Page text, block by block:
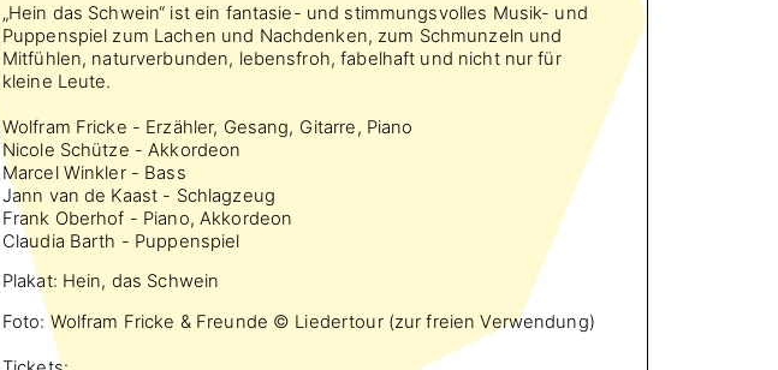
„Hein das Schwein“ ist ein fantasie- und stimmungsvolles Musik- und
Puppenspiel zum Lachen und Nachdenken, zum Schmunzeln und
Mitfühlen, naturverbunden, lebensfroh, fabelhaft und nicht nur für
kleine Leute.
Wolfram Fricke - Erzähler, Gesang, Gitarre, Piano
Nicole Schütze - Akkordeon
Marcel Winkler - Bass
Jann van de Kaast - Schlagzeug
Frank Oberhof - Piano, Akkordeon
Claudia Barth - Puppenspiel
Plakat: Hein, das Schwein
Foto: Wolfram Fricke & Freunde © Liedertour (zur freien Verwendung)